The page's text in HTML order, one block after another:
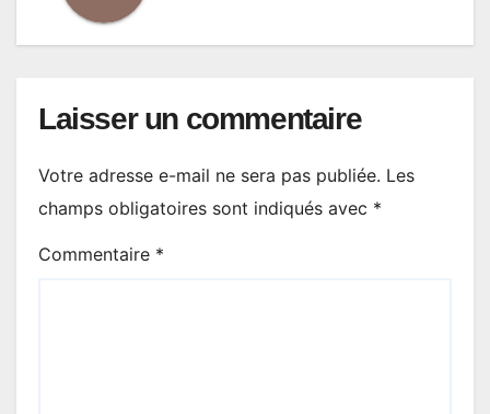
Laisser un commentaire
Votre adresse e-mail ne sera pas publiée. Les
champs obligatoires sont indiqués avec *
Commentaire *